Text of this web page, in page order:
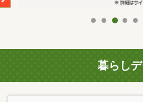
暮らし